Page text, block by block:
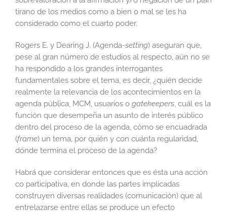
tirano de los medios como a bien o mal se les ha
considerado como el cuarto poder.
Rogers E. y Dearing J. (Agenda-setting) aseguran que,
pese al gran número de estudios al respecto, aún no se
ha respondido a los grandes interrogantes
fundamentales sobre el tema, es decir, ¿quién decide
realmente la relevancia de los acontecimientos en la
agenda pública, MCM, usuarios o gatekeepers, cuál es la
función que desempeña un asunto de interés público
dentro del proceso de la agenda, cómo se encuadrada
(frame) un tema, por quién y con cuánta regularidad,
dónde termina el proceso de la agenda?
Habrá que considerar entonces que es ésta una acción
co participativa, en donde las partes implicadas
construyen diversas realidades (comunicación) que al
entrelazarse entre ellas se produce un efecto